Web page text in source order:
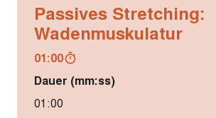
Passives Stretching:
Wadenmuskulatur
01:00
Dauer (mm:ss)
01:00